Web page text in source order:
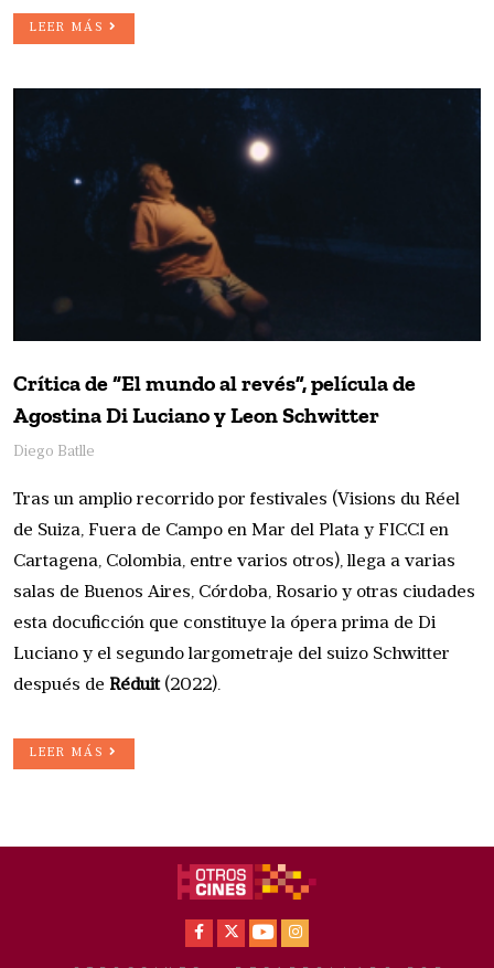
LEER MÁS
Crítica de “El mundo al revés”, película de
Agostina Di Luciano y Leon Schwitter
Diego Batlle
Tras un amplio recorrido por festivales (Visions du Réel
de Suiza, Fuera de Campo en Mar del Plata y FICCI en
Cartagena, Colombia, entre varios otros), llega a varias
salas de Buenos Aires, Córdoba, Rosario y otras ciudades
esta docuficción que constituye la ópera prima de Di
Luciano y el segundo largometraje del suizo Schwitter
después de Réduit(2022).
LEER MÁS
Facebook
X YoutubeInstagram